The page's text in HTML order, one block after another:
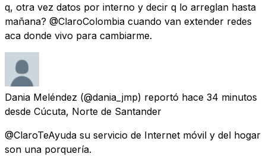
q, otra vez datos por interno y decir q lo arreglan hasta
mañana? @ClaroColombia cuando van extender redes
aca donde vivo para cambiarme.
Dania Meléndez (@dania_jmp) reportó hace 34 minutos
desde Cúcuta, Norte de Santander
@ClaroTeAyuda su servicio de Internet móvil y del hogar
son una porquería.